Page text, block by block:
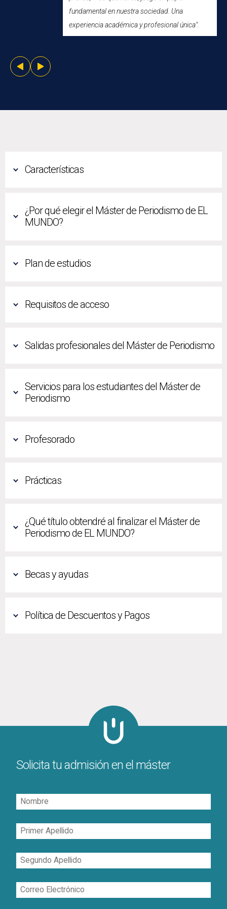
fundamental en nuestra sociedad. Una
experiencia académica y profesional única".
Características
¿Por qué elegir el Máster de Periodismo de EL
MUNDO?
Plan de estudios
Requisitos de acceso
Salidas profesionales del Máster de Periodismo
Servicios para los estudiantes del Máster de
Periodismo
Profesorado
Prácticas
¿Qué título obtendré al finalizar el Máster de
Periodismo de EL MUNDO?
Becas y ayudas
Política de Descuentos y Pagos
Solicita tu admisión en el máster
Nombre
Primer
Apellido
Segundo
Apellido
Correo
Electrónico